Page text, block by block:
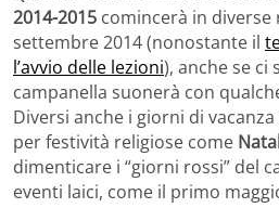
2014-2015 comincerà in
settembre 2014 (nonostante il
l’avvio delle lezioni), anche se ci
campanella suonerà con
Diversi anche i giorni di
per festività religiose come
dimenticare i “giorni rossi” del
eventi laici, come il primo